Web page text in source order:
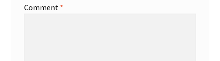
Comment *